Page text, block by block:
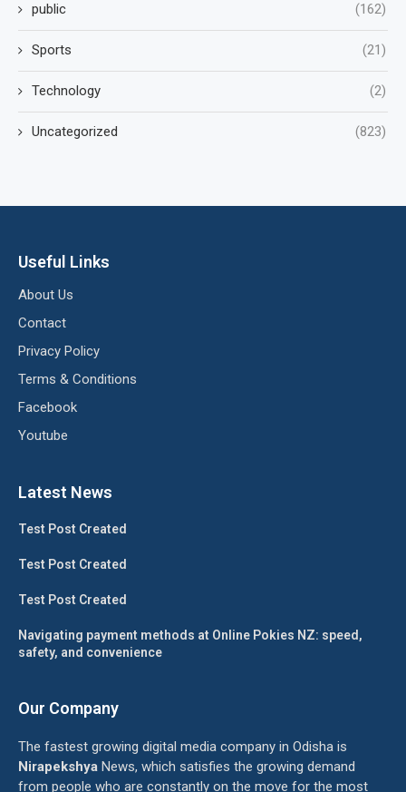
public (162)
Sports (21)
Technology (2)
Uncategorized (823)
Useful Links
About Us
Contact
Privacy Policy
Terms & Conditions
Facebook
Youtube
Latest News
Test Post Created
Test Post Created
Test Post Created
Navigating payment methods at Online Pokies NZ: speed,
safety, and convenience
Our Company
The fastest growing digital media company in Odisha is
Nirapekshya News, which satisfies the growing demand
from people who are constantly on the move for the most